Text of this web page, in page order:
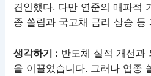
견인했다. 다만 연준의 매파적
종 쏠림과 국고채 금리 상승 등
생각하기 : 반도체 실적 개선과
을 이끌었습니다. 그러나 업종